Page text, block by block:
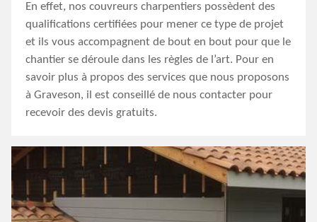
En effet, nos couvreurs charpentiers possèdent des
qualifications certifiées pour mener ce type de projet
et ils vous accompagnent de bout en bout pour que le
chantier se déroule dans les règles de l’art. Pour en
savoir plus à propos des services que nous proposons
à Graveson, il est conseillé de nous contacter pour
recevoir des devis gratuits.